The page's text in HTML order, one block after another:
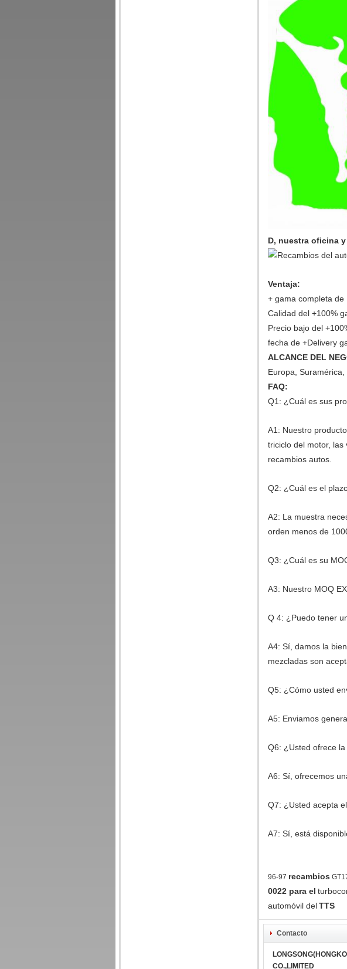
D, nuestra oficina
Ventaja:
+ gama completa de
Calidad del +100%
Precio bajo del
fecha de +Delivery
ALCANCE DEL
Europa,
FAQ:
Q1: ¿Cuál es sus
A1: Nuestro
triciclo del motor, las
recambios autos.
Q2: ¿Cuál es el
A2: La muestra
orden menos de
Q3: ¿Cuál es su
A3: Nuestro MOQ
Q 4: ¿Puedo tener
A4: Sí, damos la
mezcladas son
Q5: ¿Cómo usted
A5: Enviamos
Q6: ¿Usted ofrece
A6: Sí, ofrecemos
Q7: ¿Usted acepta
A7: Sí, está
96-97 recambios
0022 para el
automóvil delTTS
Contacto
CO.,LIMITED